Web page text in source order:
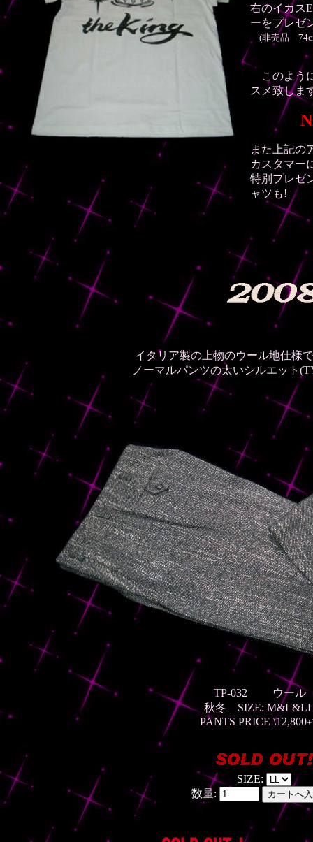
右のイカス
ーをプレゼ
(非売品
このよう
スメ致しま
また上記の
カスタマー
特別プレゼ
ャツも!
イタリア製の上物のウール地仕様
ノーマルパンツの太いシルエット
TP-032
ウー
秋冬 SIZE:
PANTS PRICE \12,800
SIZE:
数量: